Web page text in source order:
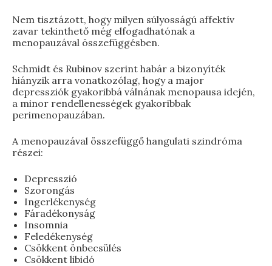
Nem tisztázott, hogy milyen súlyosságú affektív
zavar tekinthető még elfogadhatónak a
menopauzával összefüggésben.
Schmidt és Rubinov szerint habár a bizonyíték
hiányzik arra vonatkozólag, hogy a major
depressziók gyakoribbá válnának menopausa idején,
a minor rendellenességek gyakoribbak
perimenopauzában.
A menopauzával összefüggő hangulati szindróma
részei:
Depresszió
Szorongás
Ingerlékenység
Fáradékonyság
Insomnia
Feledékenység
Csökkent önbecsülés
Csökkent libidó